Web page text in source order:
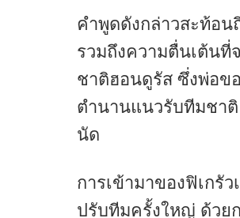
คำพูดดังกล่าวสะท้อน
รวมถึงความตื่นเต้นที่
ชาติฮอนดูรัส ซึ่งพ่อขอ
ตำนานแนวรับทีมชาติ
นัด
การเข้ามาของฟิเกรั
ปรับทีมครั้งใหญ่ ด้วย